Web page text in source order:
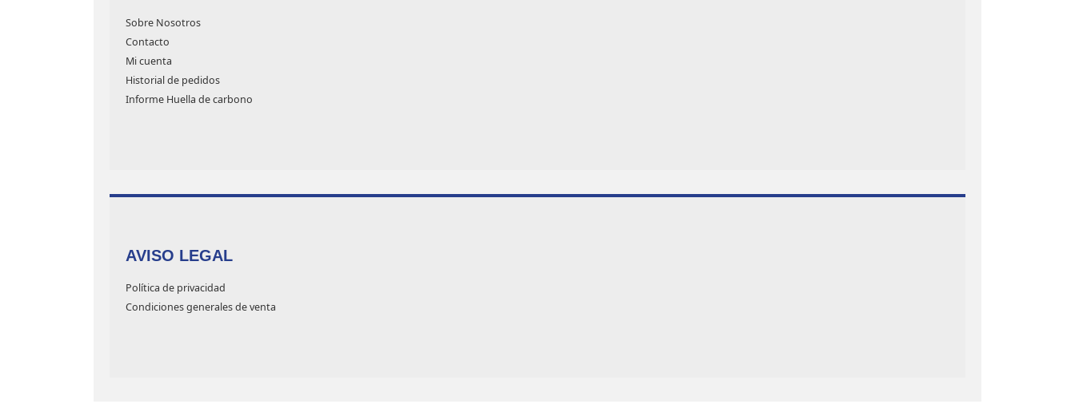
Sobre Nosotros
Contacto
Mi cuenta
Historial de pedidos
Informe Huella de carbono
AVISO LEGAL
Política de privacidad
Condiciones generales de venta